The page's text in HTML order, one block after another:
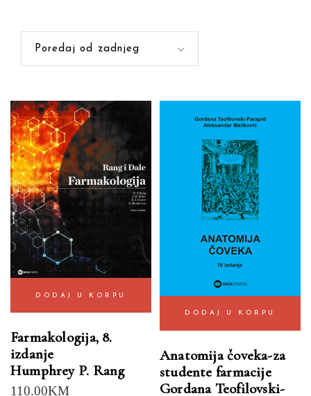
Poredaj od zadnjeg
DODAJ U KORPU
Farmakologija, 8.
izdanje
Humphrey P. Rang
110.00KM
DODAJ U KORPU
Anatomija čoveka-za
studente farmacije
Gordana Teofilovski-